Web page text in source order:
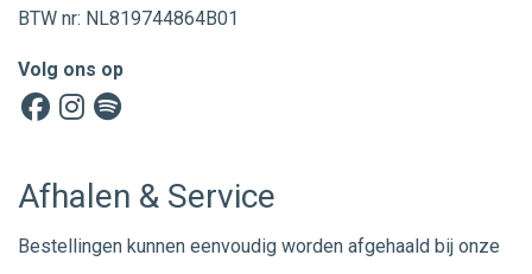
BTW nr: NL819744864B01
Volg ons op
Afhalen & Service
Bestellingen kunnen eenvoudig worden afgehaald bij onze